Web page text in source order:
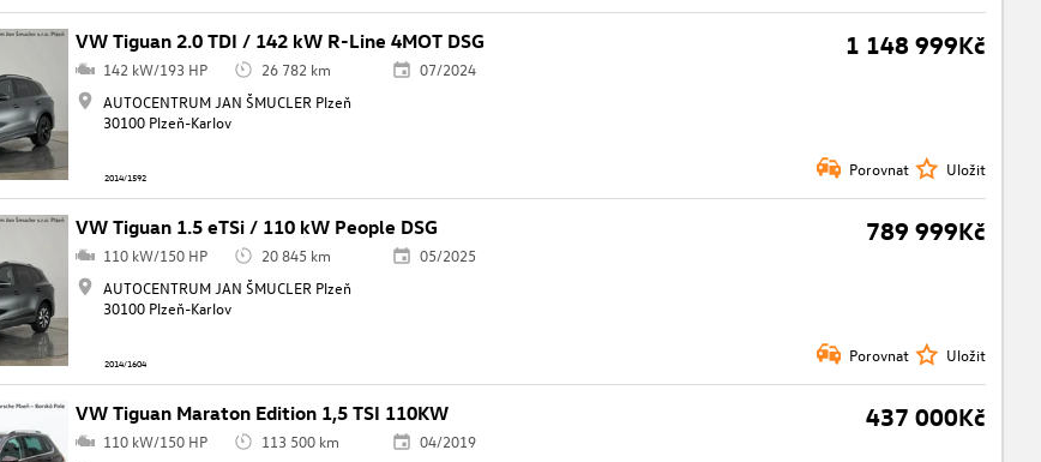
VW Tiguan 2.0 TDI / 142 kW R-Line 4MOT DSG 1 148 999Kč
142 kW/193 HP 26 782 km
07/2024
AUTOCENTRUM JAN ŠMUCLER Plzeň
30100 Plzeň-Karlov
2014/1592 Porovnat Uložit
VW Tiguan 1.5 eTSi / 110 kW People DSG 789 999Kč
110 kW/150 HP 20 845 km
05/2025
AUTOCENTRUM JAN ŠMUCLER Plzeň
30100 Plzeň-Karlov
2014/1604 Porovnat Uložit
VW Tiguan Maraton Edition 1,5 TSI 110KW 437 000Kč
110 kW/150 HP 113 500 km
04/2019